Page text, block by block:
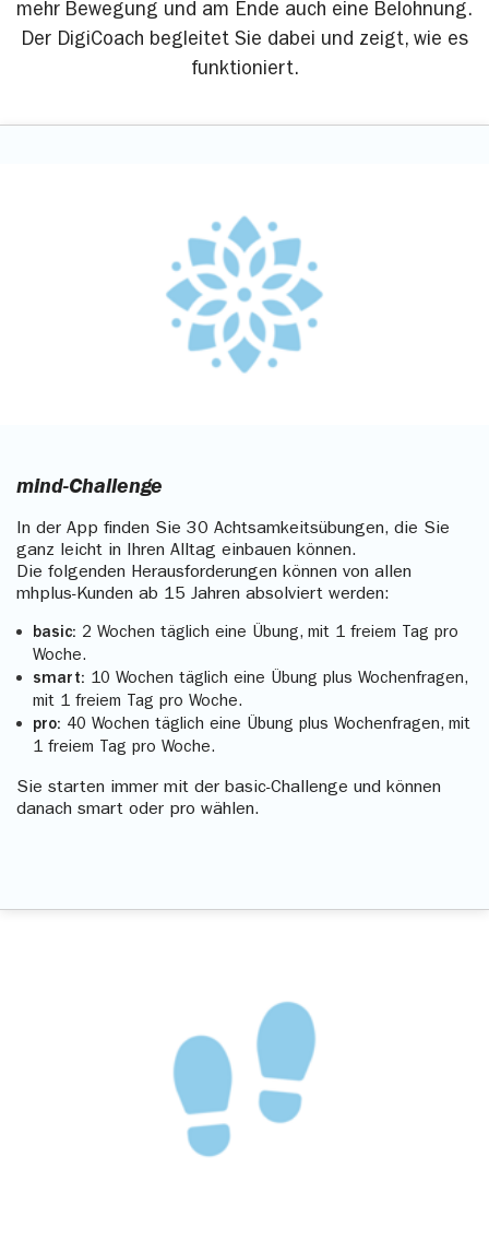
mehr Bewegung und am Ende auch eine Belohnung.
Der DigiCoach begleitet Sie dabei und zeigt, wie es
funktioniert.
mind-Challenge
In der App finden Sie 30 Achtsamkeitsübungen, die Sie
ganz leicht in Ihren Alltag einbauen können.
Die folgenden Herausforderungen können von allen
mhplus-Kunden ab 15 Jahren absolviert werden:
basic: 2 Wochen täglich eine Übung, mit 1 freiem Tag pro
Woche.
smart: 10 Wochen täglich eine Übung plus Wochenfragen,
mit 1 freiem Tag pro Woche.
pro: 40 Wochen täglich eine Übung plus Wochenfragen, mit
1 freiem Tag pro Woche.
Sie starten immer mit der basic-Challenge und können
danach smart oder pro wählen.